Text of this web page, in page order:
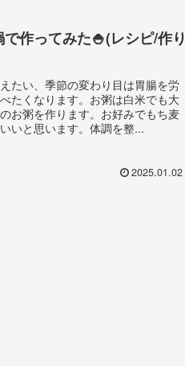
作ってみた🍚(レシピ/作り
たい、季節の変わり目は胃腸を労
たくなります。お粥は白米でも大
お粥を作ります。お好みでもち麦
いと思います。体調を整...
2025.01.02